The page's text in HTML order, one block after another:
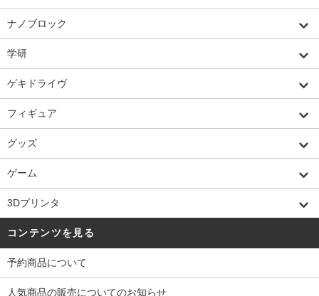
ナノブロック
学研
ゲキドライヴ
フィギュア
グッズ
ゲーム
3Dプリンタ
コンテンツを見る
予約商品について
人気商品の販売についてのお知らせ